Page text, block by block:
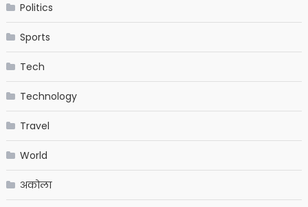
Politics
Sports
Tech
Technology
Travel
World
अकोला